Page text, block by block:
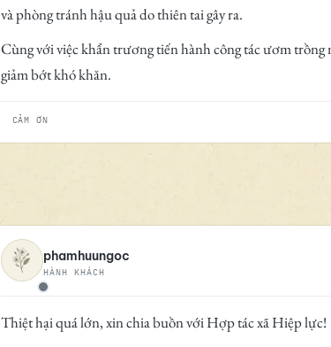
và phòng tránh hậu quả do thiên tai gây ra.
Cùng với việc khẩn trương tiến hành công tác ươm
giảm bớt khó khăn.
CẢM ƠN
Ngoại tuyến
phamhuungoc
HÀNH KHÁCH
Thiệt hại quá lớn, xin chia buồn với Hợp tác xã Hiệp lực!